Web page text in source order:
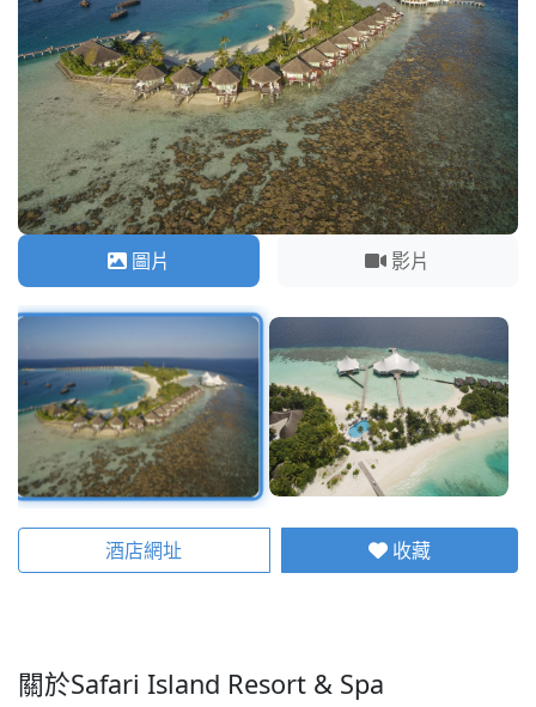
圖片 影片
酒店網址 收藏
關於Safari Island Resort & Spa